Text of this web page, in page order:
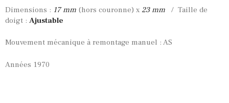
Dimensions : 17 mm (hors couronne) x 23 mm / Taille de
doigt : Ajustable
Mouvement mécanique à remontage manuel : AS
Années 1970